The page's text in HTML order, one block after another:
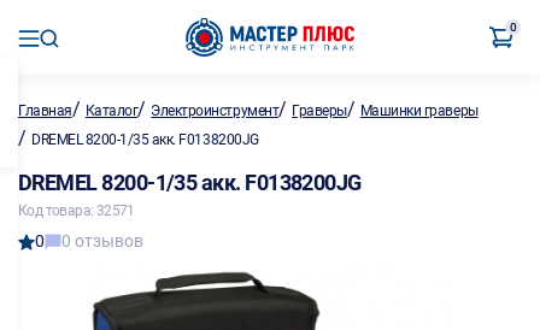
0
Главная/ Каталог/ Электроинструмент/ Граверы/ Машинки граверы
/ DREMEL 8200-1/35 акк. F0138200JG
DREMEL 8200-1/35 акк. F0138200JG
Код товара: 32571
0 0 отзывов